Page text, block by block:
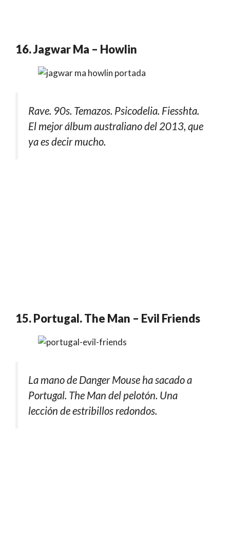
16. Jagwar Ma – Howlin
Rave. 90s. Temazos. Psicodelia. Fiesshta.
El mejor álbum australiano del 2013, que
ya es decir mucho.
15. Portugal. The Man – Evil Friends
La mano de Danger Mouse ha sacado a
Portugal. The Man del pelotón. Una
lección de estribillos redondos.